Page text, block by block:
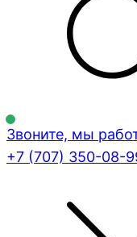
Звоните, мы
+7 (707) 350-08-